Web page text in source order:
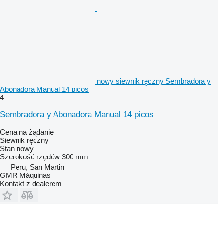
nowy siewnik ręczny Sembradora y
Abonadora Manual 14 picos
4
Sembradora y Abonadora Manual 14 picos
Cena na żądanie
Siewnik ręczny
Stan nowy
Szerokość rzędów 300 mm
Peru, San Martin
GMR Máquinas
Kontakt z dealerem